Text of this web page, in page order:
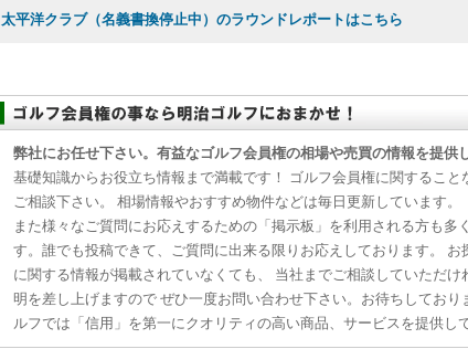
太平洋クラブ（名義書換停止中）のラウンドレポートはこちら
弊社にお任せ下さい。有益なゴルフ会員権の相場や売買の情報を提供
基礎知識からお役立ち情報まで満載です！ ゴルフ会員権に関すること
ご相談下さい。 相場情報やおすすめ物件などは毎日更新しています。
また様々なご質問にお応えするための「掲示板」を利用される方も多
す。誰でも投稿できて、ご質問に出来る限りお応えしております。 お
に関する情報が掲載されていなくても、 当社までご相談していただけ
明を差し上げますので ぜひ一度お問い合わせ下さい。お待ちしており
ルフでは「信用」を第一にクオリティの高い商品、サービスを提供し